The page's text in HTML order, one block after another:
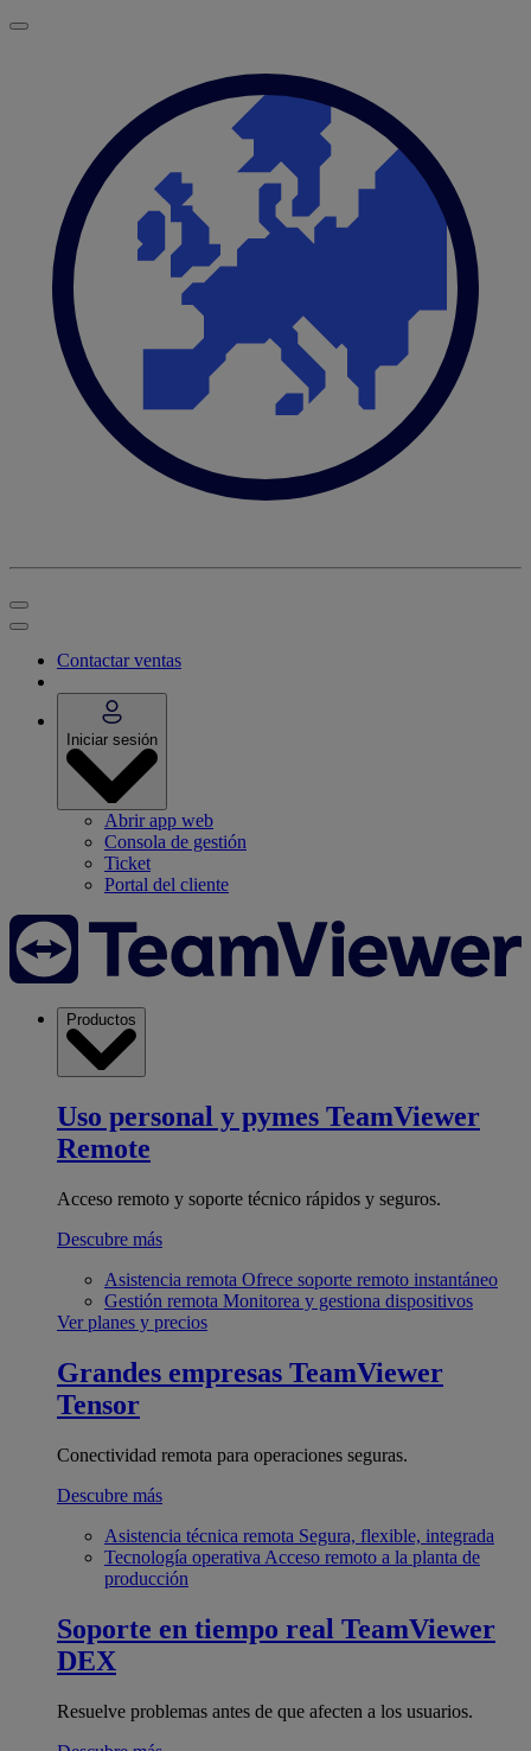
Contactar ventas
Iniciar sesión
Abrir app web
Consola de gestión
Ticket
Portal del cliente
Productos
Uso personal y pymes TeamViewer
Remote
Acceso remoto y soporte técnico rápidos y seguros.
Descubre más
Asistencia remota Ofrece soporte remoto instantáneo
Gestión remota Monitorea y gestiona dispositivos
Ver planes y precios
Grandes empresas TeamViewer
Tensor
Conectividad remota para operaciones seguras.
Descubre más
Asistencia técnica remota Segura, flexible, integrada
Tecnología operativa Acceso remoto a la planta de
producción
Soporte en tiempo real TeamViewer
DEX
Resuelve problemas antes de que afecten a los usuarios.